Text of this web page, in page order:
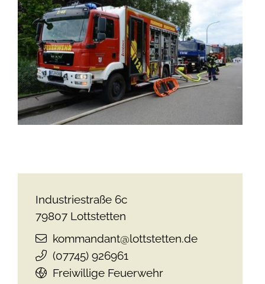
Industriestraße 6c
79807 Lottstetten
kommandant@lottstetten.de
(07745) 926961
Freiwillige Feuerwehr